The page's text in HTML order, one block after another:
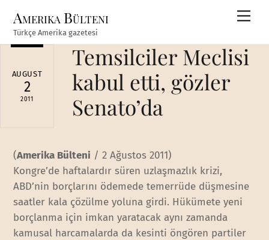
content
Amerika Bülteni
Türkçe Amerika gazetesi
AUGUST
2
2011
Temsilciler Meclisi
kabul etti, gözler
Senato’da
(Amerika Bülteni / 2 Ağustos 2011)
Kongre’de haftalardır süren uzlaşmazlık krizi,
ABD’nin borçlarını ödemede temerrüde düşmesine
saatler kala çözülme yoluna girdi. Hükümete yeni
borçlanma için imkan yaratacak aynı zamanda
kamusal harcamalarda da kesinti öngören partiler